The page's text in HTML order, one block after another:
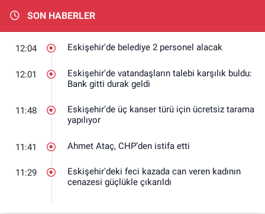
SON HABERLER
12:04 Eskişehir'de belediye 2 personel alacak
12:01
Eskişehir'de vatandaşların talebi karşılık buldu:
Bank gitti durak geldi
11:48
Eskişehir'de üç kanser türü için ücretsiz tarama
yapılıyor
11:41 Ahmet Ataç, CHP’den istifa etti
11:29
Eskişehir'deki feci kazada can veren kadının
cenazesi güçlükle çıkarıldı